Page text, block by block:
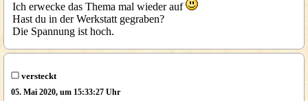
Ich erwecke das Thema mal wieder auf
Hast du in der Werkstatt gegraben?
Die Spannung ist hoch.
versteckt
05. Mai 2020, um 15:33:27 Uhr